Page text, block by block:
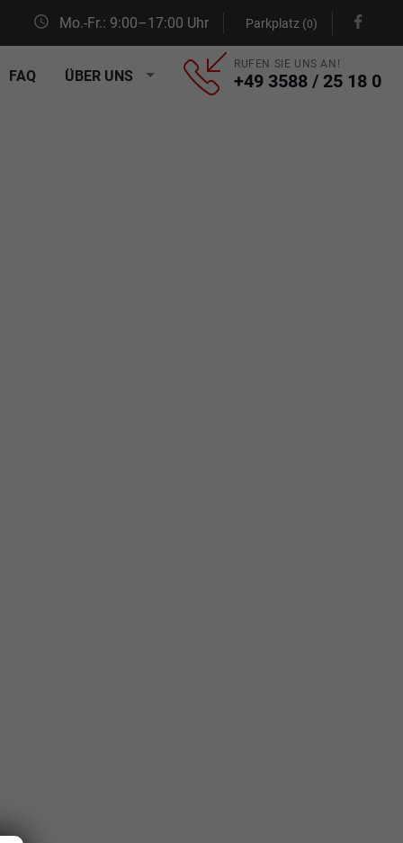
Mo.-Fr.: 9:00–17:00 Uhr Parkplatz (0)
FAQ ÜBER UNS
RUFEN SIE UNS AN!
+49 3588 / 25 18 0